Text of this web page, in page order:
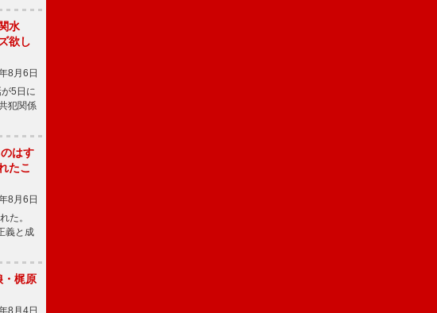
水
欲し
8月6日
5日に
犯関係
はす
たこ
8月6日
た。
義と成
・梶原
8月4日